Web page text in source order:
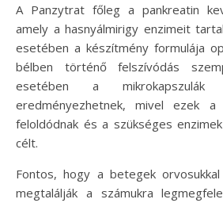
A Panzytrat főleg a pankreatin
amely a hasnyálmirigy enzimeit
esetében a készítmény formulája
bélben történő felszívódás
esetében a mikrokapszulák
eredményezhetnek, mivel ezek a
feloldódnak és a szükséges
célt.
Fontos, hogy a betegek orvosukkal
megtalálják a számukra